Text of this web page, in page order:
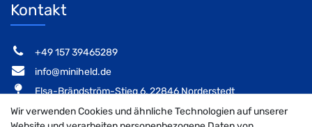
Kontakt
‭+49 157 39465289‬
info@miniheld.de
Elsa-Brändström-Stieg 6, 22846 Norderstedt
Wir verwenden Cookies und ähnliche Technologien auf unserer